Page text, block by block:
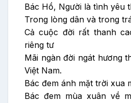
Bác Hồ, Người là tình yêu
Trong lòng dân và trong
Cả cuộc đời rất thanh
riêng tư
Mãi ngàn đời ngát hương
Việt Nam.
Bác đem ánh mặt trời xua
Bác đem mùa xuân về